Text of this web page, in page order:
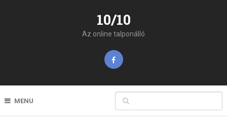
10/10
Az online talponálló
MENU